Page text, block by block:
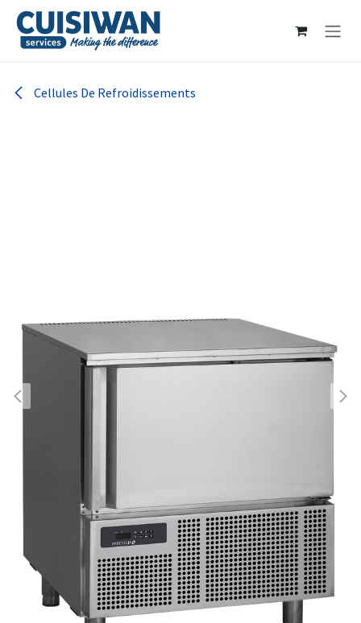
Se rendre au contenu
Cellules De Refroidissements